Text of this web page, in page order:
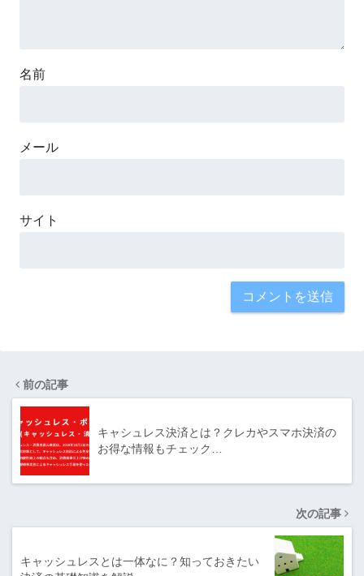
名前
メール
サイト
前の記事
キャシュレス決済とは？クレカやスマホ決済の
お得な情報もチェック…
次の記事
キャッシュレスとは一体なに？知っておきたい